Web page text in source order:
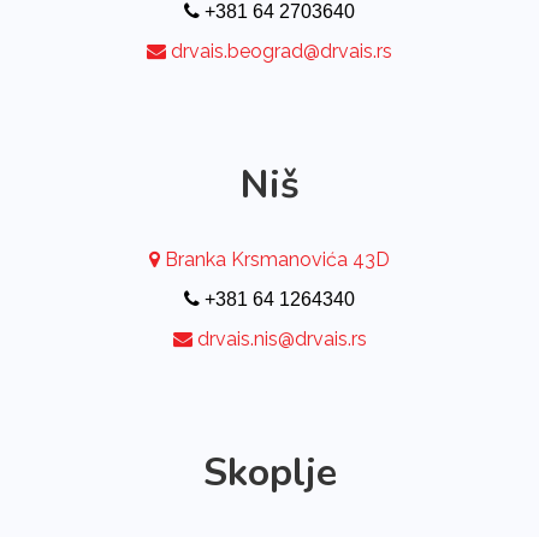
+381 64 2703640
drvais.beograd@drvais.rs
Niš
Branka Krsmanovića 43D
+381 64 1264340
drvais.nis@drvais.rs
Skoplje